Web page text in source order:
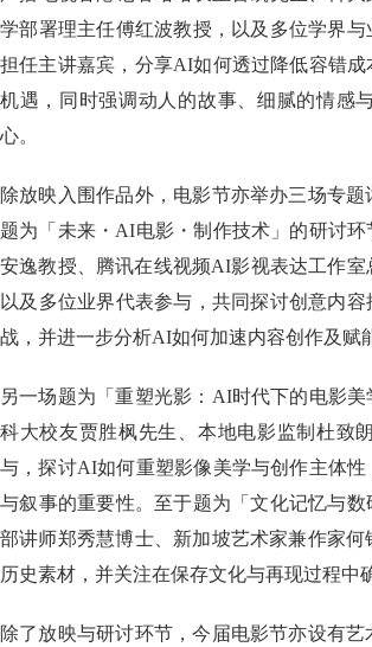
学部署理主任傅红波教授，以及多位学界
担任主讲嘉宾，分享AI如何透过降低容错
机遇，同时强调动人的故事、细腻的情感
心。
除放映入围作品外，电影节亦举办三场专
题为「未来・AI电影・制作技术」的研讨
安逸教授、腾讯在线视频AI影视表达工作
以及多位业界代表参与，共同探讨创意内
战，并进一步分析AI如何加速内容创作及赋
另一场题为「重塑光影：AI时代下的电影
科大校友贾胜枫先生、本地电影监制杜致
与，探讨AI如何重塑影像美学与创作主体
与叙事的重要性。至于题为「文化记忆与
部讲师郑秀慧博士、新加坡艺术家兼作家
历史素材，并关注在保存文化与再现过程中
除了放映与研讨环节，今届电影节亦设有